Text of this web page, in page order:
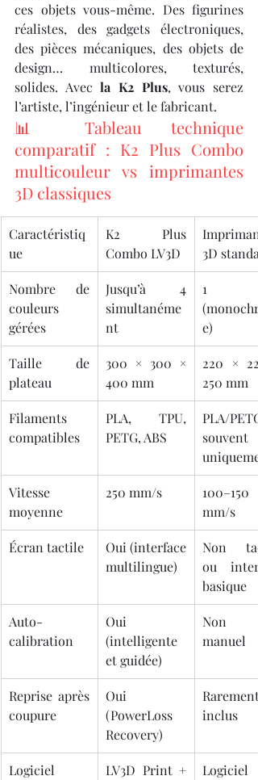
ces objets vous-même. Des figurines
réalistes, des gadgets électroniques,
des pièces mécaniques, des objets de
design… multicolores, texturés,
solides. Avec la K2 Plus, vous serez
l’artiste, l’ingénieur et le fabricant.
📊 Tableau technique
comparatif : K2 Plus Combo
multicouleur vs imprimantes
3D classiques
Caractéristiq
ue
K2 Plus
Combo LV3D
3D
Nombre de
couleurs
gérées
Jusqu’à 4
simultanéme
nt
1
e)
Taille de
plateau
300 × 300 ×
400 mm
220 ×
250 mm
Filaments
compatibles
PLA, TPU,
PETG, ABS
PLA/PETG
souvent
Vitesse
moyenne
250 mm/s
100–150
mm/s
Écran tactile
Oui (interface
multilingue)
Non
ou
basique
Auto-
calibration
Oui
(intelligente
et guidée)
Non
manuel
Reprise après
coupure
Oui
(PowerLoss
Recovery)
Rarement
inclus
Logiciel
LV3D Print +
Logiciel